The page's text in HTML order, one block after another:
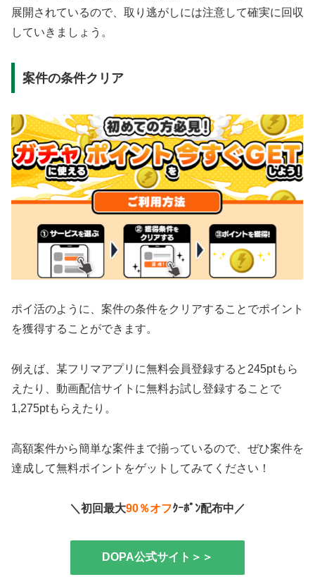
展開されているので、取り逃がしには注意して確実に回収
していきましょう。
案件の条件クリア
ポイ活のように、案件の条件をクリアすることでポイント
を獲得することができます。
例えば、某フリマアプリに無料会員登録すると245ptもら
えたり、動画配信サイトに無料お試し登録することで
1,275ptもらえたり。
高額案件から簡単な案件まで揃っているので、ぜひ案件を
達成して無料ポイントをゲットしてみてください！
＼初回最大90％オフｸｰﾎﾟﾝ配布中／
DOPA公式サイト＞＞